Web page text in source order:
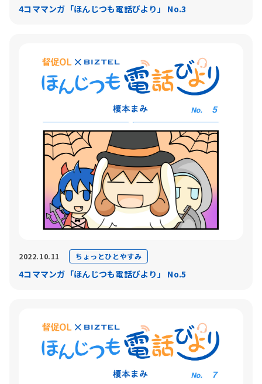
4コママンガ「ほんじつも電話びより」 No.3
2022.10.11 ちょっとひとやすみ
4コママンガ「ほんじつも電話びより」 No.5